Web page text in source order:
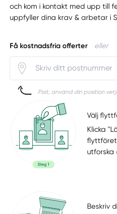
och kom i kontakt med upp till
uppfyller dina krav & arbetar i
Få kostnadsfria offerter eller
Psst, använd din position
Välj
Klicka
utforska
Beskriv